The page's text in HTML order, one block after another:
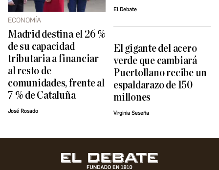
ECONOMÍA
Madrid destina el 26 %
de su capacidad
tributaria a financiar
al resto de
comunidades, frente al
7 % de Cataluña
José Rosado
El Debate
El gigante del acero
verde que cambiará
Puertollano recibe un
espaldarazo de 150
millones
Virginia Seseña